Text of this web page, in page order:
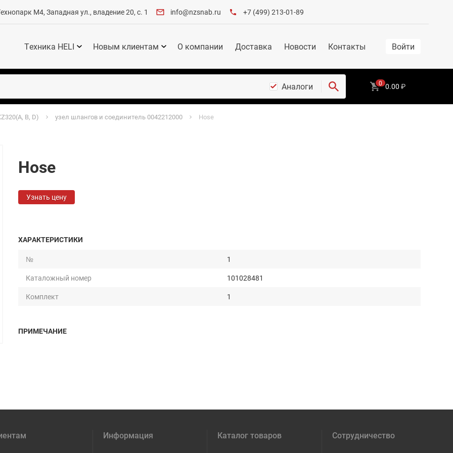
М4, Западная ул., владение 20, с. 1 info@nzsnab.ru +7 (499) 213-01-89
Техника HELI Новым клиентам О компании Доставка Новости Контакты Войти
Аналоги 0 0.00 ₽
B, D) узел шлангов и соединитель 0042212000 Hose
Hose
Узнать цену
ХАРАКТЕРИСТИКИ
№
1
Каталожный номер
101028481
Комплект
1
ПРИМЕЧАНИЕ
Информация Каталог товаров Сотрудничество